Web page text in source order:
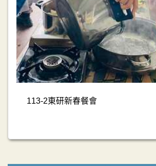
113-2東研新春餐會